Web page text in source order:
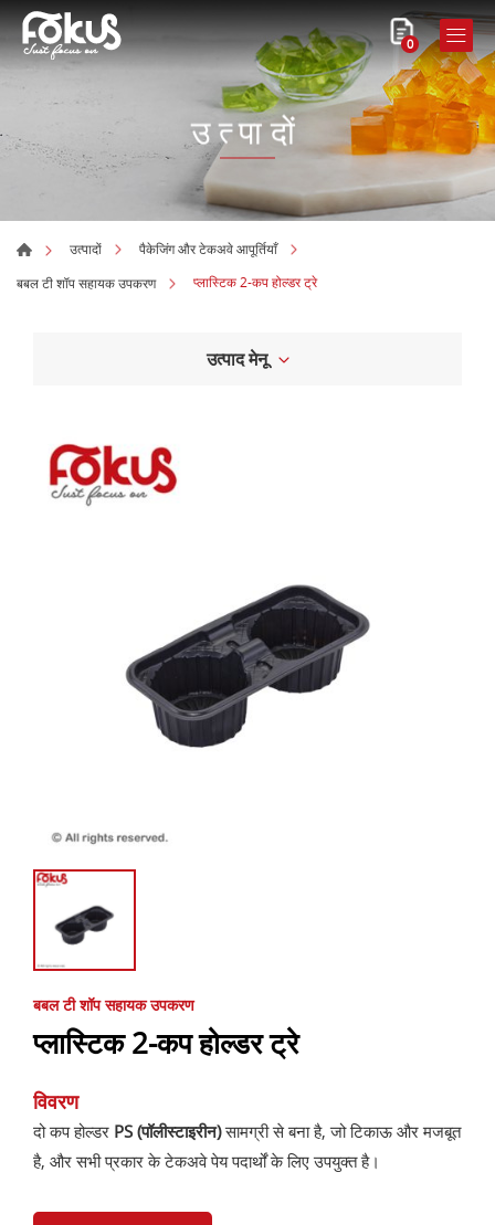
0
उत्पादों
उत्पादों
पैकेजिंग और टेकअवे आपूर्तियाँ
बबल टी शॉप सहायक उपकरण
प्लास्टिक 2-कप होल्डर ट्रे
उत्पाद मेनू
बबल टी शॉप सहायक उपकरण
प्लास्टिक 2-कप होल्डर ट्रे
विवरण
दो कप होल्डर PS (पॉलीस्टाइरीन)सामग्री से बना है, जो टिकाऊ और मजबूत
है, और सभी प्रकार के टेकअवे पेय पदार्थों के लिए उपयुक्त है।